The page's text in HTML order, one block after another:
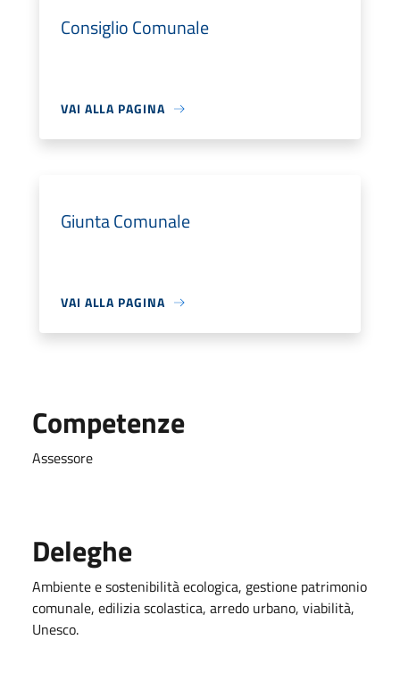
Consiglio Comunale
VAI ALLA PAGINA
Giunta Comunale
VAI ALLA PAGINA
Competenze
Assessore
Deleghe
Ambiente e sostenibilità ecologica, gestione patrimonio
comunale, edilizia scolastica, arredo urbano, viabilità,
Unesco.